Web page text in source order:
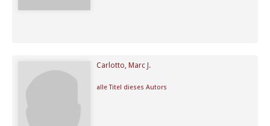
Carlotto, Marc J.
alle Titel dieses Autors